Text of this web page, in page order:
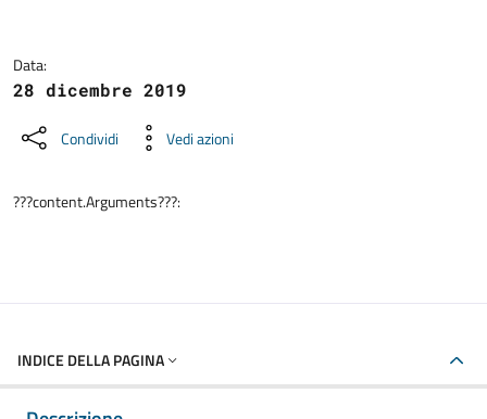
Data:
28 dicembre 2019
Condividi Vedi azioni
???content.Arguments???:
INDICE DELLA PAGINA